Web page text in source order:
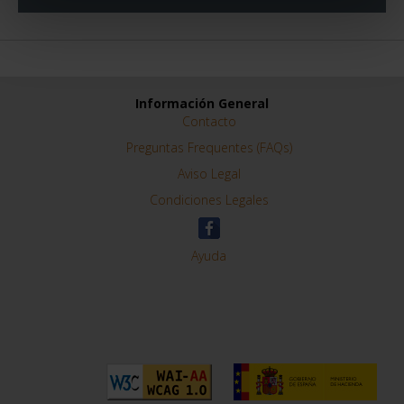
Información General
Contacto
Preguntas Frequentes (FAQs)
Aviso Legal
Condiciones Legales
Ayuda